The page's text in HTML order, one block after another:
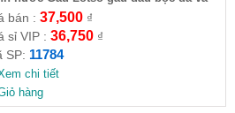
xích đeo 400ml chống đổ nước
bán : 37,500₫
sỉ VIP : 36,750₫
SP: 11784
chi tiết
hàng